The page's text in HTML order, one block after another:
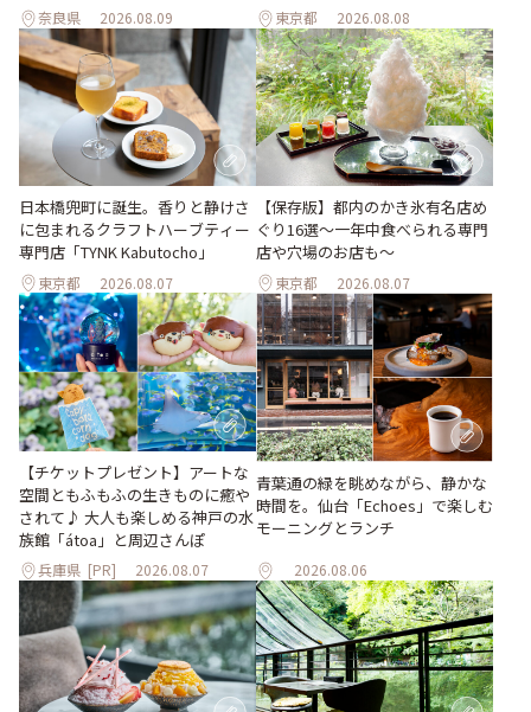
奈良県 2026.08.09 東京都 2026.08.08
日本橋兜町に誕生。香りと静けさ
に包まれるクラフトハーブティー
専門店「TYNK Kabutocho」
東京都 2026.08.07
【保存版】都内のかき氷有名店め
ぐり16選～一年中食べられる専門
店や穴場のお店も～
東京都 2026.08.07
【チケットプレゼント】アートな
空間ともふもふの生きものに癒や
されて♪ 大人も楽しめる神戸の水
族館「átoa」と周辺さんぽ
兵庫県 [PR] 2026.08.07
青葉通の緑を眺めながら、静かな
時間を。仙台「Echoes」で楽しむ
モーニングとランチ
2026.08.06